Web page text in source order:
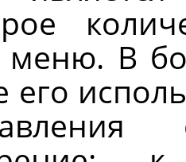
меню. В
его